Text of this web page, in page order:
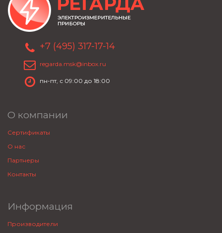
+7 (495) 317-17-14
regarda.msk@inbox.ru
пн-пт, с 09:00 до 18:00
О компании
Сертификаты
О нас
Партнеры
Контакты
Информация
Производители